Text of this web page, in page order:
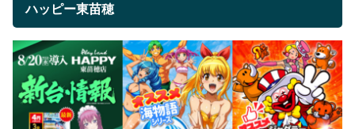
ハッピー東苗穂